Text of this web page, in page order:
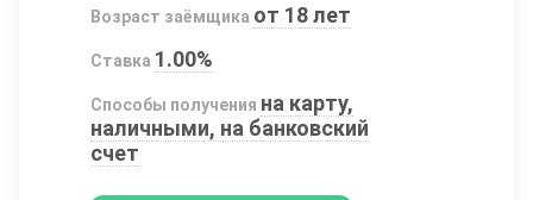
Возраст заёмщика от 18 лет
Ставка 1.00%
Способы получения на карту,
наличными, на банковский
счет